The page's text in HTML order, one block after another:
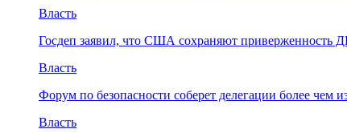
Власть
Госдеп заявил, что США сохраняют приверженность
Власть
Форум по безопасности соберет делегации более чем
Власть